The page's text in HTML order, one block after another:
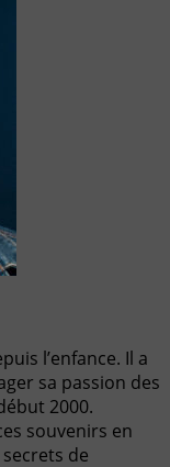
l’enfance. Il a
sa passion des
2000.
souvenirs en
de